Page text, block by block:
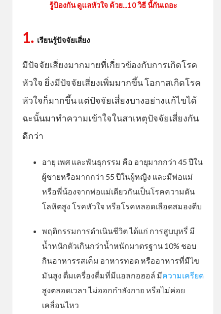
รู้ป้องกัน ดูแลหัวใจ ด้วย...10 วิธี นี้กันเถอะ
1. เรียนรู้ปัจจัยเสี่ยง
มีปัจจัยเสี่ยงมากมายที่เกี่ยวข้องกับการเกิดโรค
หัวใจ ยิ่งมีปัจจัยเสี่ยงเพิ่มมากขึ้น โอกาสเกิดโรค
หัวใจก็มากขึ้น แต่ปัจจัยเสี่ยงบางอย่างแก้ไขได้
ฉะนั้นมาทำความเข้าใจในสาเหตุปัจจัยเสี่ยงกัน
ดีกว่า
อายุ เพศ และพันธุกรรม คือ อายุมากกว่า 45 ปีใน
ผู้ชายหรือมากกว่า 55 ปีในผู้หญิง และมีพ่อแม่
หรือพี่น้องจากพ่อแม่เดียวกันเป็นโรคความดัน
โลหิตสูง โรคหัวใจ หรือโรคหลอดเลือดสมองตีบ
พฤติกรรมการดำเนินชีวิต ได้แก่ การสูบบุหรี่ มี
น้ำหนักตัวเกินกว่าน้ำหนักมาตรฐาน 10% ชอบ
กินอาหารรสเค็ม อาหารทอด หรืออาหารที่มีไข
มันสูง ดื่มเครื่องดื่มที่มีแอลกอฮอล์ มีความเครียด
สูงตลอดเวลา ไม่ออกกำลังกาย หรือไม่ค่อย
เคลื่อนไหว